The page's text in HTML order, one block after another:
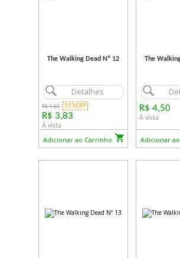
The Walking Dead Nº 12
Detalhes
R$ 4,50 15%OFF
R$ 3,83
À vista
Adicionar ao Carrinho
The
R$ 4,50
À vista
Adicionar